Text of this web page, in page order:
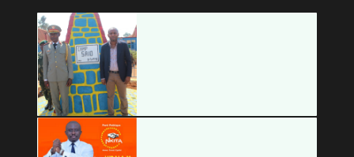
Info À la Une